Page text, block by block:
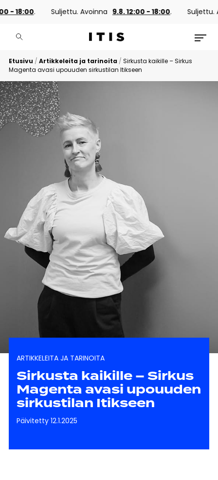
- 18:00. Suljettu. Avoinna 9.8. 12:00 - 18:00. Suljettu.
Etusivu / Artikkeleita ja tarinoita / Sirkusta kaikille – Sirkus
Magenta avasi upouuden sirkustilan Itikseen
Sirkusta kaikille – Sirkus
Magenta avasi upouuden
sirkustilan Itikseen
ARTIKKELEITA JA TARINOITA
Päivitetty 12.1.2025